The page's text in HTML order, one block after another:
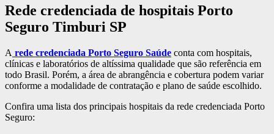
Rede credenciada de hospitais Porto
Seguro Timburi SP
A rede credenciada Porto Seguro Saúde conta com hospitais,
clínicas e laboratórios de altíssima qualidade que são referência em
todo Brasil. Porém, a área de abrangência e cobertura podem variar
conforme a modalidade de contratação e plano de saúde escolhido.
Confira uma lista dos principais hospitais da rede credenciada Porto
Seguro: